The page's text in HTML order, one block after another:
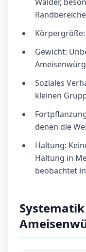
Körpergröße:
Gewicht:
Soziales
kleinen
denen die
Haltung:
Haltung in
beobachtet